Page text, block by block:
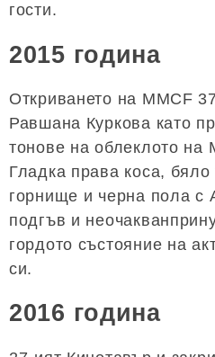
гости.
2015 година
Откриването на MMCF 37
Равшана Куркова като
тонове на облеклото на
Гладка права коса, бяло
горнище и черна пола с
подгъв и
гордото състояние на
си.
2016 година